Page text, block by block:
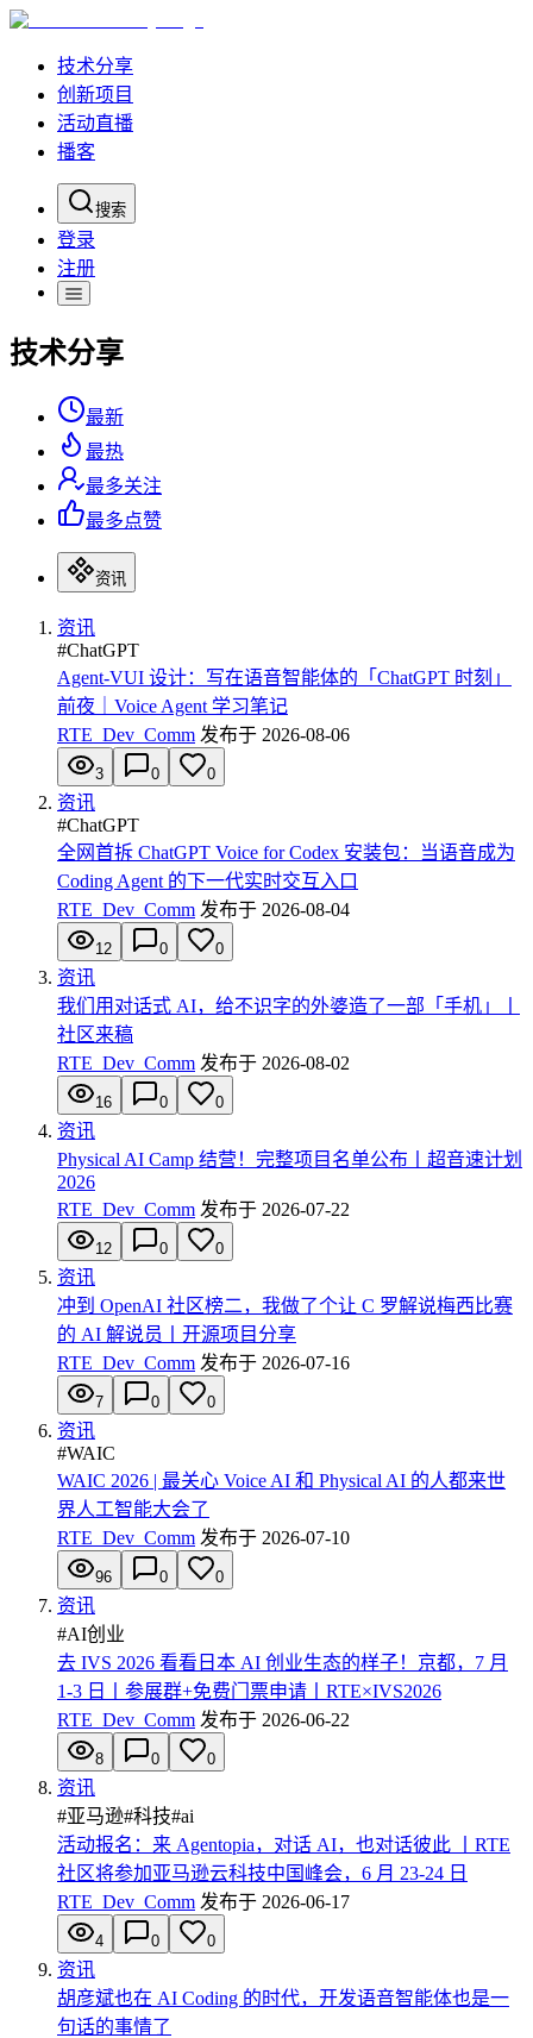
技术分享
创新项目
活动直播
播客
搜索
登录
注册
技术分享
最新
最热
最多关注
最多点赞
资讯
资讯
#ChatGPT
Agent-VUI 设计：写在语音智能体的「ChatGPT 时刻」
前夜｜Voice Agent 学习笔记
RTE_Dev_Comm 发布于 2026-08-06
3 0 0
资讯
#ChatGPT
全网首拆 ChatGPT Voice for Codex 安装包：当语音成为
Coding Agent 的下一代实时交互入口
RTE_Dev_Comm 发布于 2026-08-04
12 0 0
资讯
我们用对话式 AI，给不识字的外婆造了一部「手机」丨
社区来稿
RTE_Dev_Comm 发布于 2026-08-02
16 0 0
资讯
Physical AI Camp 结营！完整项目名单公布丨超音速计划
2026
RTE_Dev_Comm 发布于 2026-07-22
12 0 0
资讯
冲到 OpenAI 社区榜二，我做了个让 C 罗解说梅西比赛
的 AI 解说员丨开源项目分享
RTE_Dev_Comm 发布于 2026-07-16
7 0 0
资讯
#WAIC
WAIC 2026 | 最关心 Voice AI 和 Physical AI 的人都来世
界人工智能大会了
RTE_Dev_Comm 发布于 2026-07-10
96 0 0
资讯
#AI创业
去 IVS 2026 看看日本 AI 创业生态的样子！京都，7 月
1-3 日丨参展群+免费门票申请丨RTE×IVS2026
RTE_Dev_Comm 发布于 2026-06-22
8 0 0
资讯
#亚马逊#科技#ai
活动报名：来 Agentopia，对话 AI，也对话彼此 丨RTE
社区将参加亚马逊云科技中国峰会，6 月 23-24 日
RTE_Dev_Comm 发布于 2026-06-17
4 0 0
资讯
胡彦斌也在 AI Coding 的时代，开发语音智能体也是一
句话的事情了